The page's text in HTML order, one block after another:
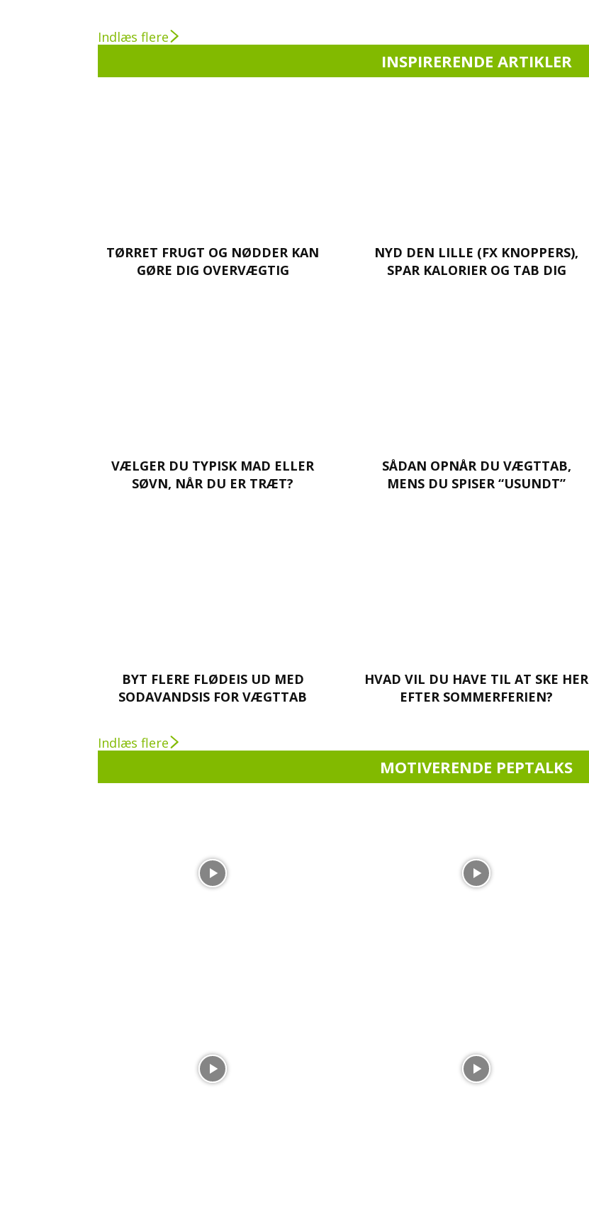
Indlæs flere
INSPIRERENDE ARTIKLER
TØRRET FRUGT OG NØDDER KAN
GØRE DIG OVERVÆGTIG
NYD DEN LILLE (FX KNOPPERS),
SPAR KALORIER OG TAB DIG
VÆLGER DU TYPISK MAD ELLER
SØVN, NÅR DU ER TRÆT?
SÅDAN OPNÅR DU VÆGTTAB,
MENS DU SPISER “USUNDT”
BYT FLERE FLØDEIS UD MED
SODAVANDSIS FOR VÆGTTAB
HVAD VIL DU HAVE TIL AT SKE HER
EFTER SOMMERFERIEN?
Indlæs flere
MOTIVERENDE PEPTALKS